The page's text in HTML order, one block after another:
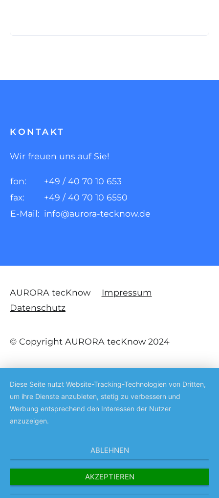
KONTAKT
Wir freuen uns auf Sie!
fon:
+49 / 40 70 10 653
fax:
+49 / 40 70 10 6550
E-Mail: info@aurora-tecknow.de
AURORA tecKnow
Impressum
Datenschutz
© Copyright AURORA tecKnow 2024
Diese Seite nutzt Website-Tracking-Technologien von Dritten,
um ihre Dienste anzubieten, stetig zu verbessern und
Werbung entsprechend den Interessen der Nutzer
anzuzeigen.
ABLEHNEN
AKZEPTIEREN